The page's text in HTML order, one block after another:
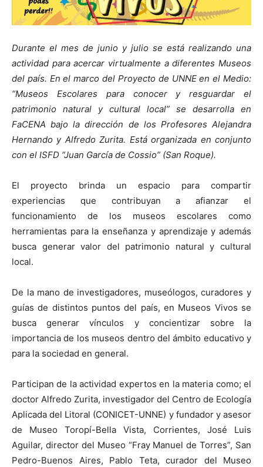
Durante el mes de junio y julio se está realizando una
actividad para acercar virtualmente a diferentes Museos
del país. En el marco del Proyecto de UNNE en el Medio:
“Museos Escolares para conocer y resguardar el
patrimonio natural y cultural local” se desarrolla en
FaCENA bajo la dirección de los Profesores Alejandra
Hernando y Alfredo Zurita. Está organizada en conjunto
con el ISFD “Juan García de Cossio” (San Roque).
El proyecto brinda un espacio para compartir
experiencias que contribuyan a afianzar el
funcionamiento de los museos escolares como
herramientas para la enseñanza y aprendizaje y además
busca generar valor del patrimonio natural y cultural
local.
De la mano de investigadores, museólogos, curadores y
guías de distintos puntos del país, en Museos Vivos se
busca generar vínculos y concientizar sobre la
importancia de los museos dentro del ámbito educativo y
para la sociedad en general.
Participan de la actividad expertos en la materia como; el
doctor Alfredo Zurita, investigador del Centro de Ecología
Aplicada del Litoral (CONICET-UNNE) y fundador y asesor
de Museo Toropí-Bella Vista, Corrientes, José Luis
Aguilar, director del Museo “Fray Manuel de Torres”, San
Pedro-Buenos Aires, Pablo Teta, curador del Museo